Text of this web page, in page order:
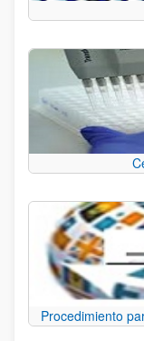
Procedimiento